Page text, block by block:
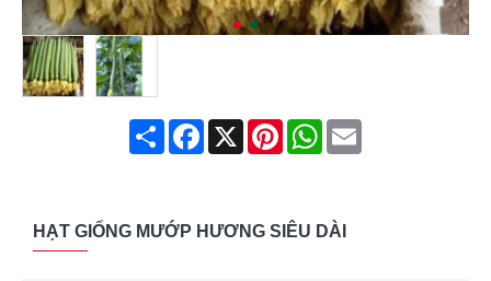
ShareFacebook
X PinterestWhatsApp
Email
HẠT GIỐNG MƯỚP HƯƠNG SIÊU DÀI